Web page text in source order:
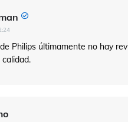
Philips últimamente no hay